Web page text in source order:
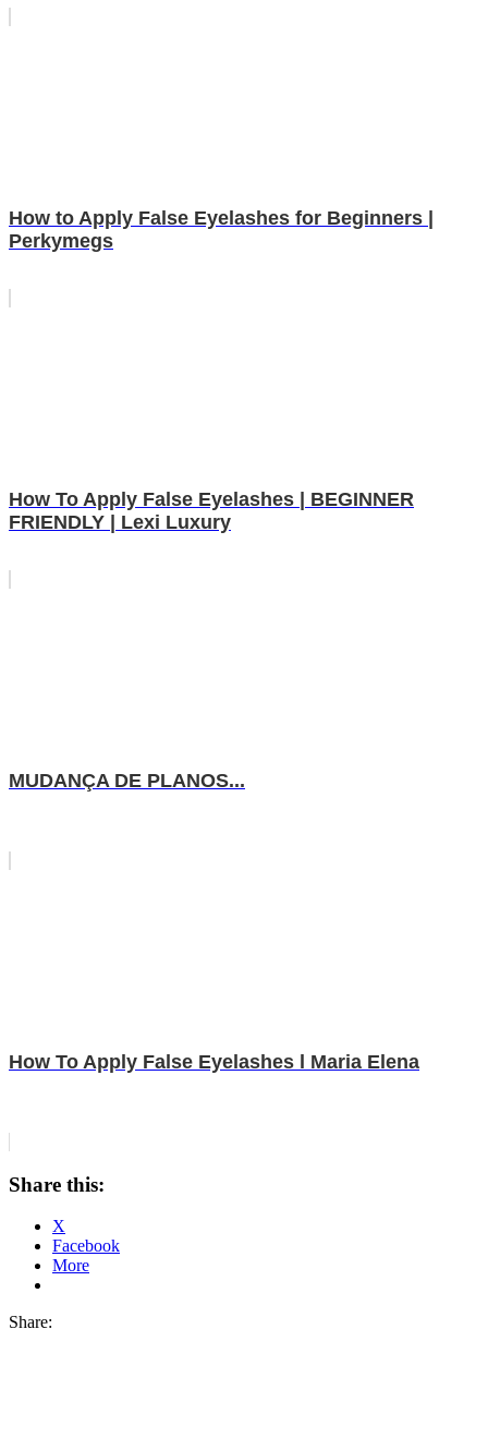
How to Apply False Eyelashes for Beginners |
Perkymegs
How To Apply False Eyelashes | BEGINNER
FRIENDLY | Lexi Luxury
MUDANÇA DE PLANOS...
How To Apply False Eyelashes l Maria Elena
Share this:
X
Facebook
More
Share: